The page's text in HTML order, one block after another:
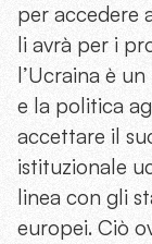
per accedere
li avrà per i
l’Ucraina è
e la politica
accettare il
istituzionale
linea con gli
europei. Ciò